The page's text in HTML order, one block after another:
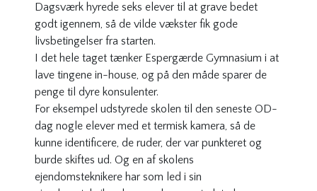
Dagsværk hyrede seks elever til at grave bedet
godt igennem, så de vilde vækster fik gode
livsbetingelser fra starten.
I det hele taget tænker Espergærde Gymnasium i at
lave tingene in-house, og på den måde sparer de
penge til dyre konsulenter.
For eksempel udstyrede skolen til den seneste OD-
dag nogle elever med et termisk kamera, så de
kunne identificere, de ruder, der var punkteret og
burde skiftes ud. Og en af skolens
ejendomsteknikere har som led i sin